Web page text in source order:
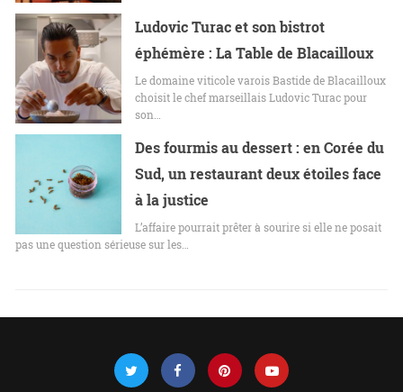
Ludovic Turac et son bistrot
éphémère : La Table de Blacailloux
Le domaine viticole varois Bastide de Blacailloux
choisit le chef marseillais Ludovic Turac pour
son…
Des fourmis au dessert : en Corée du
Sud, un restaurant deux étoiles face
à la justice
L’affaire pourrait prêter à sourire si elle ne posait
pas une question sérieuse sur les…